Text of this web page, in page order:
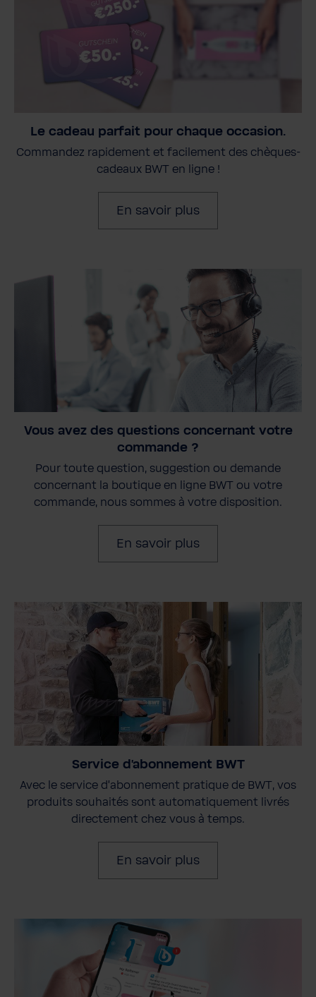
Le cadeau parfait pour chaque occasion.
Commandez rapidement et facilement des chèques-
cadeaux BWT en ligne !
En savoir plus
Vous avez des questions concernant votre
commande ?
Pour toute question, suggestion ou demande
concernant la boutique en ligne BWT ou votre
commande, nous sommes à votre disposition.
En savoir plus
Service d'abonnement BWT
Avec le service d'abonnement pratique de BWT, vos
produits souhaités sont automatiquement livrés
directement chez vous à temps.
En savoir plus